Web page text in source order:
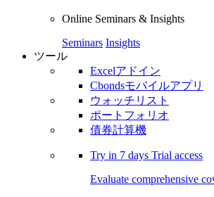
Online Seminars & Insights
Seminars Insights
ツール
Excelアドイン
Cbondsモバイルアプリ
ウォッチリスト
ポートフォリオ
債券計算機
Try in 7 days Trial access
Evaluate comprehensive